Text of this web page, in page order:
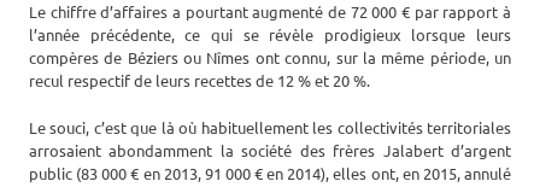
Le chiffre d’affaires a pourtant augmenté de 72 000 € par rapport à
l’année précédente, ce qui se révèle prodigieux lorsque leurs
compères de Béziers ou Nîmes ont connu, sur la même période, un
recul respectif de leurs recettes de 12 % et 20 %.
Le souci, c’est que là où habituellement les collectivités territoriales
arrosaient abondamment la société des frères Jalabert d’argent
public (83 000 € en 2013, 91 000 € en 2014), elles ont, en 2015, annulé